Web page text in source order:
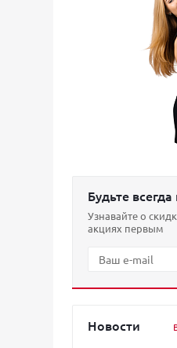
Будьте всегда
Узнавайте о
акциях первым
Новости